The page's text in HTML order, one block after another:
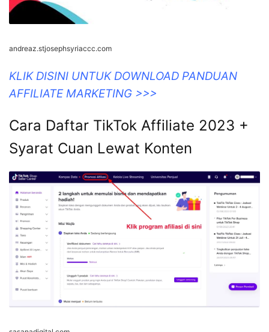
andreaz.stjosephsyriaccc.com
KLIK DISINI UNTUK DOWNLOAD PANDUAN
AFFILIATE MARKETING >>>
Cara Daftar TikTok Affiliate 2023 +
Syarat Cuan Lewat Konten